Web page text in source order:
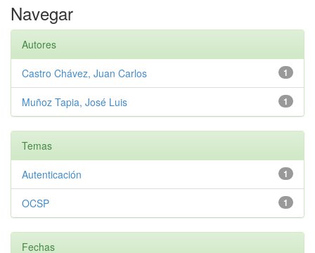
Navegar
Autores
1
Castro Chávez, Juan Carlos
1
Muñoz Tapia, José Luis
Temas
1
Autenticación
1
OCSP
Fechas